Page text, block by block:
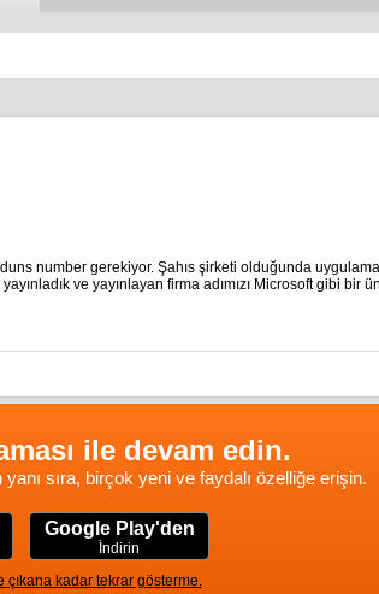
number gerekiyor. Şahıs şirketi olduğunda
ve yayınlayan firma adımızı Microsoft gibi
ile devam edin.
yanı sıra, birçok yeni ve faydalı özelliğe erişin.
Google Play'den
İndirin
kadar tekrar gösterme.